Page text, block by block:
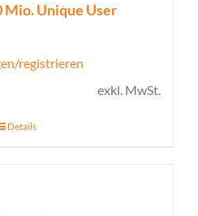
Mio. Unique User
registrieren
exkl. MwSt.
Details